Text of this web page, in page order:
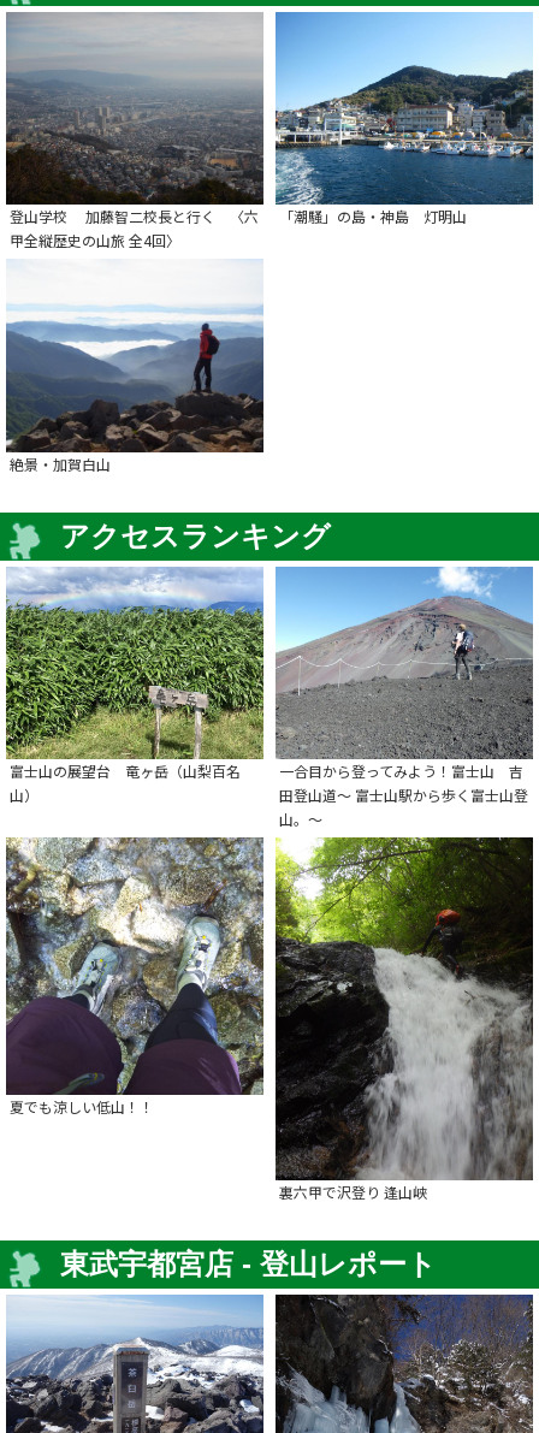
登山学校 加藤智二校長と行く 〈六
甲全縦歴史の山旅 全4回〉
「潮騒」の島・神島 灯明山
絶景・加賀白山
アクセスランキング
富士山の展望台 竜ヶ岳（山梨百名
山）
一合目から登ってみよう！富士山 吉
田登山道～ 富士山駅から歩く富士山登
山。～
夏でも涼しい低山！！
裏六甲で沢登り 逢山峡
東武宇都宮店 - 登山レポート